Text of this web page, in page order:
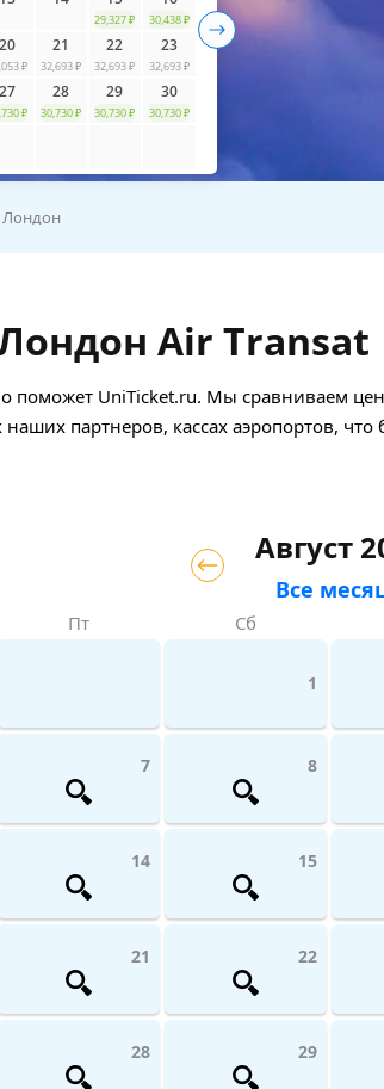
29,327 ₽ 30,438 ₽
20
₽
21
32,693 ₽
22
32,693 ₽
23
32,693 ₽
27
₽
28
30,730 ₽
29
30,730 ₽
30
30,730 ₽
Лондон
Air Transat
поможет UniTicket.ru. Мы сравниваем
партнеров, кассах аэропортов, что
Август
Все
Пт Сб
1
7 8
14 15
21 22
28 29